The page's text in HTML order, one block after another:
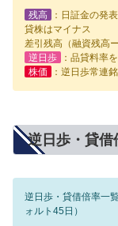
残高
：日証金の発
貸株はマイナス
差引残高（融資残高
逆日歩
：品貸料率
株価
：逆日歩常連
逆日歩・貸借
逆日歩・貸借倍率一
ォルト45日）